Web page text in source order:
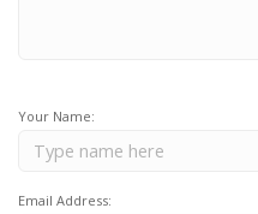
Your Name:
Email Address: